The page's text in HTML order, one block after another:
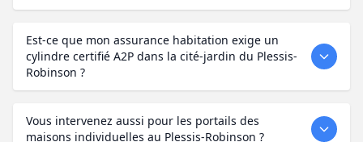
Est-ce que mon assurance habitation exige un
cylindre certifié A2P dans la cité-jardin du Plessis-
Robinson ?
Vous intervenez aussi pour les portails des
maisons individuelles au Plessis-Robinson ?